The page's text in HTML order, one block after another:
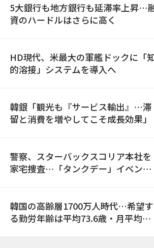
5大銀行も地方銀行も延滞率上昇…
資のハードルはさらに高く
HD現代、米最大の軍艦ドックに「
的溶接」システムを導入へ
韓銀「観光も『サービス輸出』…滞
留と消費を増やしてこそ成長効果」
警察、スターバックスコリア本社を
家宅捜査…「タンクデー」イベント
韓国の高齢層1700万人時代…希望す
る勤労年齢は平均73.6歳・月平均賃